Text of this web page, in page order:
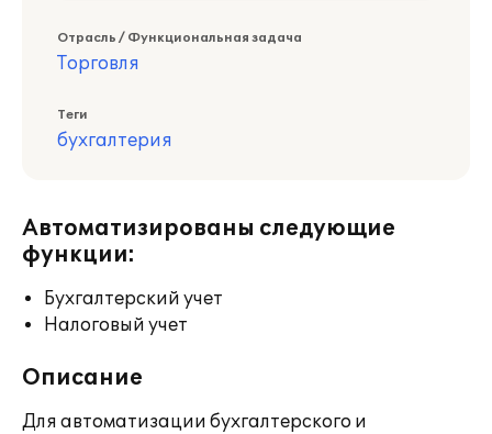
Отрасль / Функциональная задача
Торговля
Теги
бухгалтерия
Автоматизированы следующие
функции:
Бухгалтерский учет
Налоговый учет
Описание
Для автоматизации бухгалтерского и